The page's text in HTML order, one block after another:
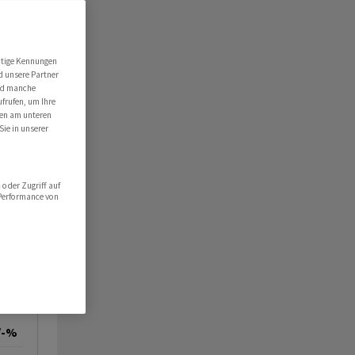
%
Kennungen
unsere Partner
manche
um Ihre
am unteren
in unserer
oder Zugriff auf
von